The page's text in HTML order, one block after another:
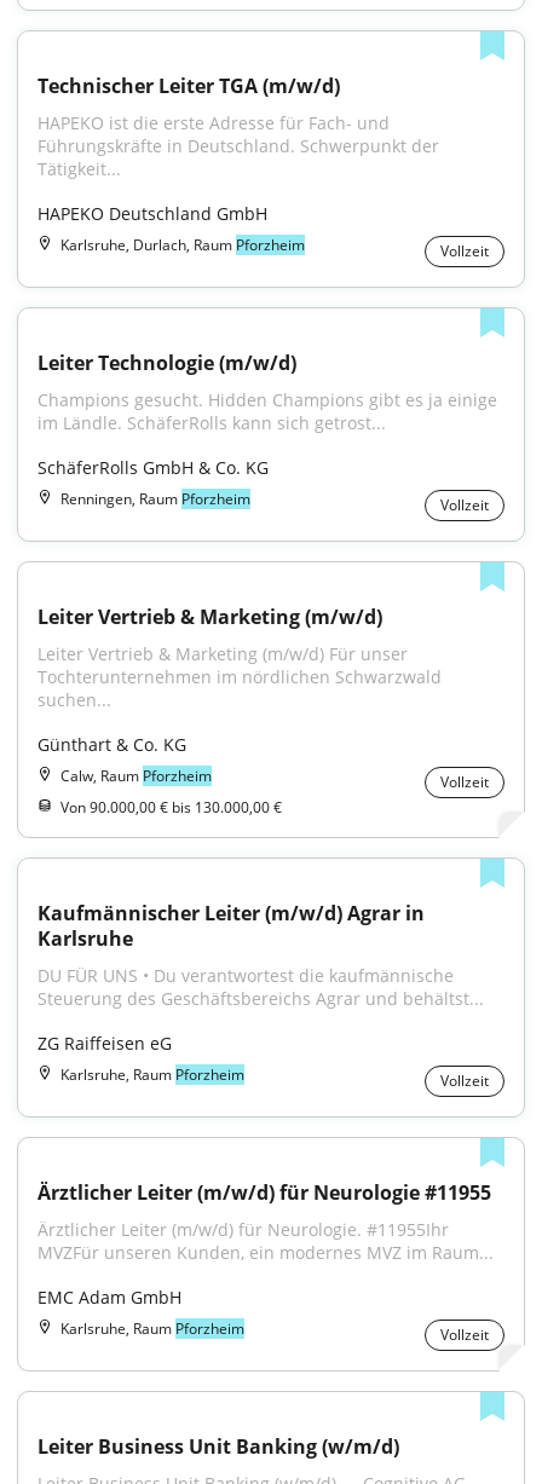
Technischer Leiter TGA (m/w/d)
HAPEKO ist die erste Adresse für Fach- und
Führungskräfte in Deutschland. Schwerpunkt der
Tätigkeit...
HAPEKO Deutschland GmbH
Karlsruhe, Durlach, Raum Pforzheim Vollzeit
Leiter Technologie (m/w/d)
Champions gesucht. Hidden Champions gibt es ja einige
im Ländle. SchäferRolls kann sich getrost...
SchäferRolls GmbH & Co. KG
Renningen, Raum Pforzheim Vollzeit
Leiter Vertrieb & Marketing (m/w/d)
Leiter Vertrieb & Marketing (m/w/d) Für unser
Tochterunternehmen im nördlichen Schwarzwald
suchen...
Günthart & Co. KG
Calw, Raum Pforzheim
Vollzeit
Von 90.000,00 € bis 130.000,00 €
Kaufmännischer Leiter (m/w/d) Agrar in
Karlsruhe
DU FÜR UNS • Du verantwortest die kaufmännische
Steuerung des Geschäftsbereichs Agrar und behältst...
ZG Raiffeisen eG
Karlsruhe, Raum Pforzheim Vollzeit
Ärztlicher Leiter (m/w/d) für Neurologie #11955
Ärztlicher Leiter (m/w/d) für Neurologie. #11955Ihr
MVZFür unseren Kunden, ein modernes MVZ im Raum...
EMC Adam GmbH
Karlsruhe, Raum Pforzheim Vollzeit
Leiter Business Unit Banking (w/m/d)